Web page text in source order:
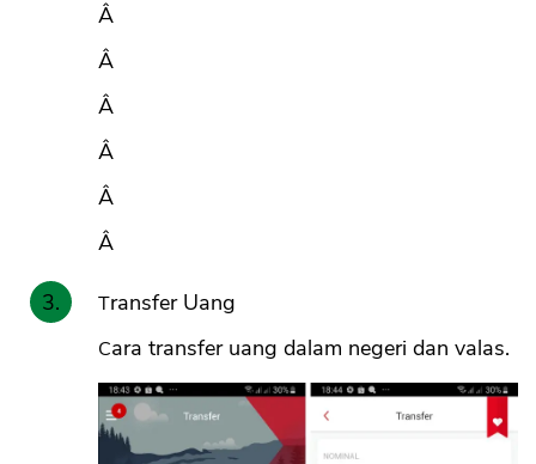
Â
Â
Â
Â
Â
Â
Transfer Uang
Cara transfer uang dalam negeri dan valas.